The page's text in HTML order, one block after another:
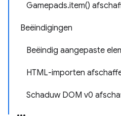
Gamepads.item()
Beëindigingen
Beëindig aangepaste
HTML-importen
Schaduw DOM v0